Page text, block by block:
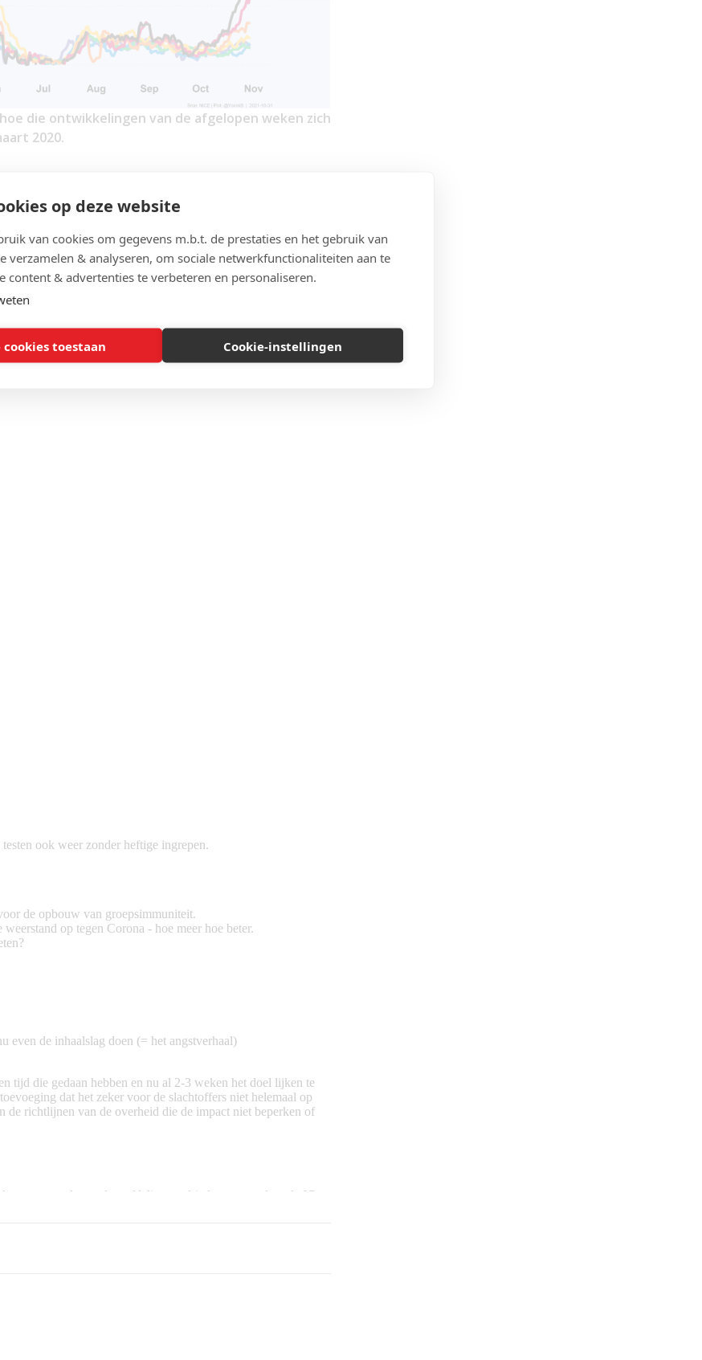
op deze website
van cookies om gegevens m.b.t. de prestaties en het gebruik van
verzamelen & analyseren, om sociale netwerkfunctionaliteiten aan te
content & advertenties te verbeteren en personaliseren.
cookies toestaan Cookie-instellingen
die ontwikkelingen van de afgelopen weken zich
2020.
oktober 2021.
.
Linkedin WhatsApp